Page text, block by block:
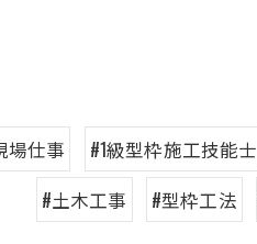
場仕事 #1級型枠施工技能士
#土木工事
#型枠工法